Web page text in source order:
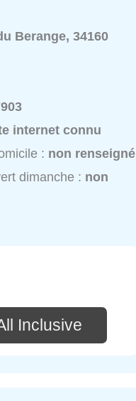
Berange, 34160
internet connu
: non renseigné
dimanche : non
Inclusive